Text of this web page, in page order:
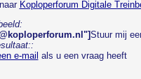
Koploperforum Digitale
Stuur mij
e-mail als u een vraag heeft